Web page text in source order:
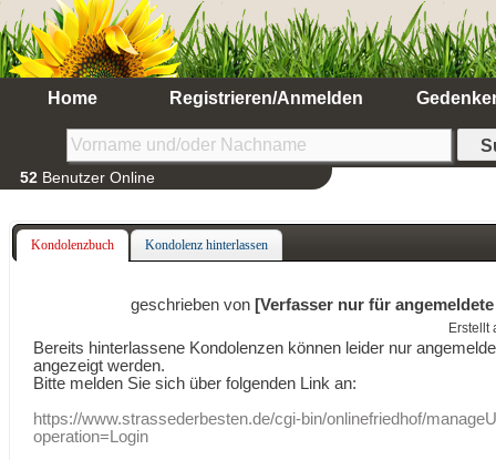
Home Registrieren/Anmelden
52 Benutzer Online
Kondolenzbuch Kondolenz hinterlassen
geschrieben von [Verfasser nur für
Erstellt
Bereits hinterlassene Kondolenzen können leider nur
angezeigt werden.
Bitte melden Sie sich über folgenden Link an:
https://www.strassederbesten.de/cgi-bin/onlinefriedhof/
operation=Login